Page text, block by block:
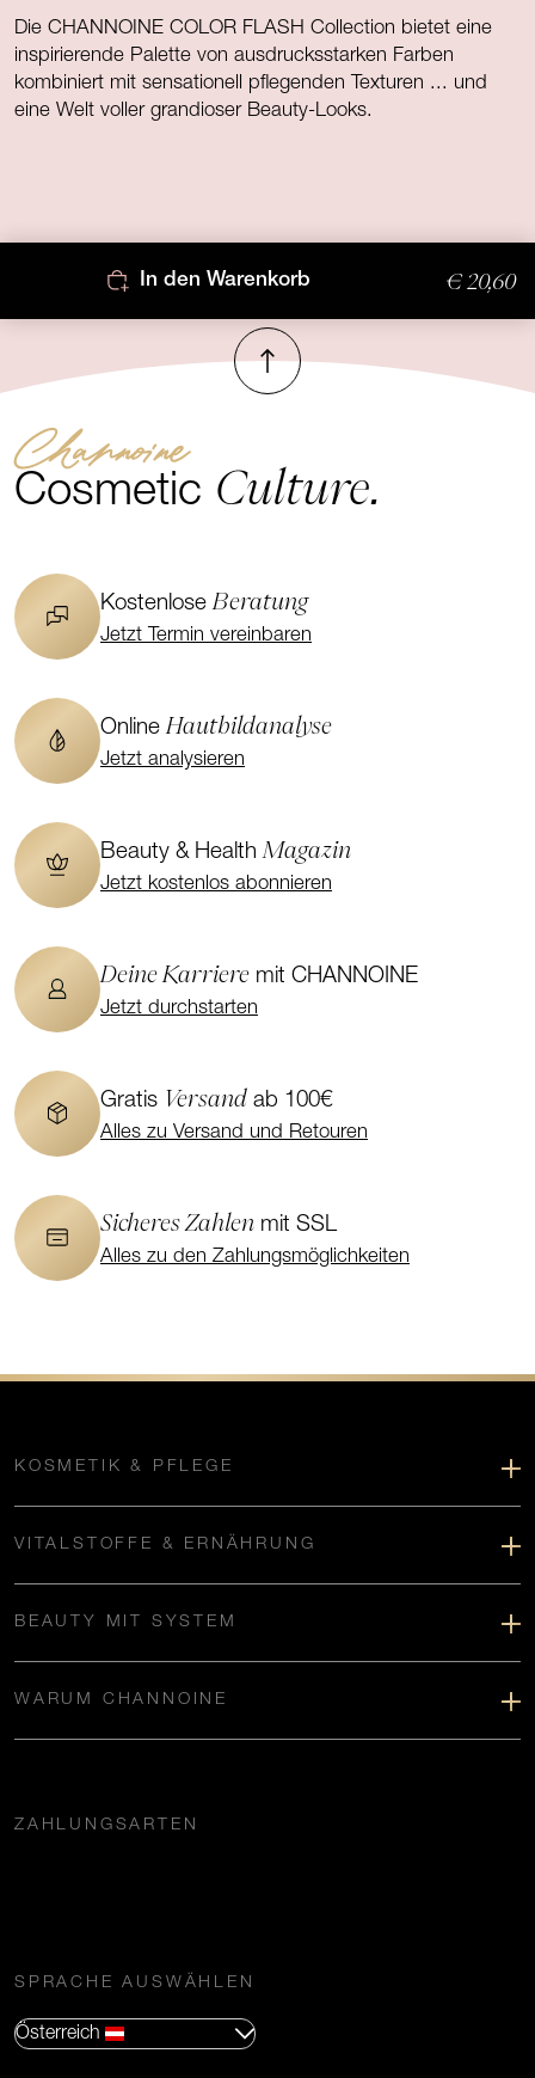
Die CHANNOINE COLOR FLASH Collection bietet eine
inspirierende Palette von ausdrucksstarken Farben
kombiniert mit sensationell pflegenden Texturen ... und
eine Welt voller grandioser Beauty-Looks.
In den Warenkorb € 20,60
Nach oben
Channoine
Cosmetic Culture.
KostenloseBeratung
Jetzt Termin vereinbaren
OnlineHautbildanalyse
Jetzt analysieren
Beauty & HealthMagazin
Jetzt kostenlos abonnieren
Deine Karriere mit CHANNOINE
Jetzt durchstarten
Gratis Versand ab 100€
Alles zu Versand und Retouren
Sicheres Zahlen mit SSL
Alles zu den Zahlungsmöglichkeiten
KOSMETIK & PFLEGE
VITALSTOFFE & ERNÄHRUNG
BEAUTY MIT SYSTEM
WARUM CHANNOINE
ZAHLUNGSARTEN
SPRACHE AUSWÄHLEN
Österreich